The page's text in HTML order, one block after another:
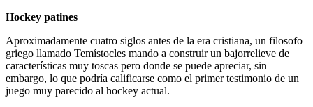
Hockey patines
Aproximadamente cuatro siglos antes de la era cristiana, un filosofo
griego llamado Temístocles mando a construir un bajorrelieve de
características muy toscas pero donde se puede apreciar, sin
embargo, lo que podría calificarse como el primer testimonio de un
juego muy parecido al hockey actual.